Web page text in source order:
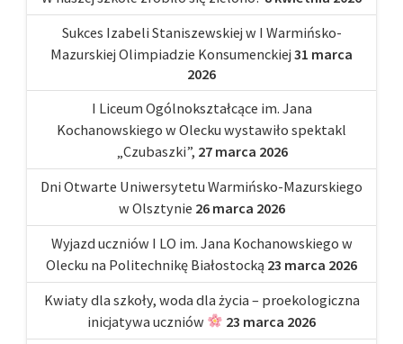
Sukces Izabeli Staniszewskiej w I Warmińsko-
Mazurskiej Olimpiadzie Konsumenckiej 31 marca
2026
I Liceum Ogólnokształcące im. Jana
Kochanowskiego w Olecku wystawiło spektakl
„Czubaszki”, 27 marca 2026
Dni Otwarte Uniwersytetu Warmińsko-Mazurskiego
w Olsztynie 26 marca 2026
Wyjazd uczniów I LO im. Jana Kochanowskiego w
Olecku na Politechnikę Białostocką 23 marca 2026
Kwiaty dla szkoły, woda dla życia – proekologiczna
inicjatywa uczniów
23 marca 2026